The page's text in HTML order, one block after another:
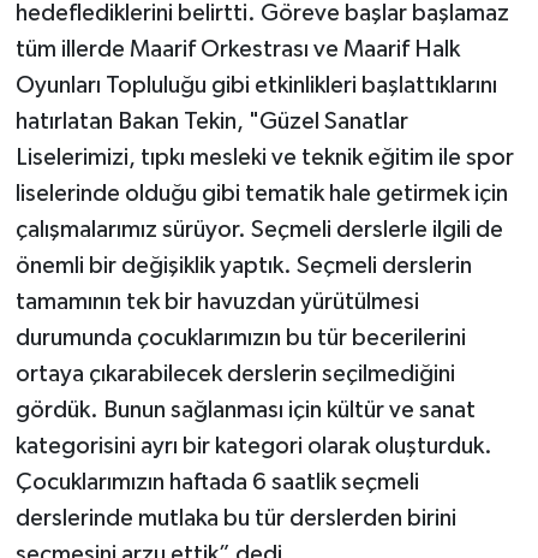
hedeflediklerini belirtti. Göreve başlar başlamaz
tüm illerde Maarif Orkestrası ve Maarif Halk
Oyunları Topluluğu gibi etkinlikleri başlattıklarını
hatırlatan Bakan Tekin, "Güzel Sanatlar
Liselerimizi, tıpkı mesleki ve teknik eğitim ile spor
liselerinde olduğu gibi tematik hale getirmek için
çalışmalarımız sürüyor. Seçmeli derslerle ilgili de
önemli bir değişiklik yaptık. Seçmeli derslerin
tamamının tek bir havuzdan yürütülmesi
durumunda çocuklarımızın bu tür becerilerini
ortaya çıkarabilecek derslerin seçilmediğini
gördük. Bunun sağlanması için kültür ve sanat
kategorisini ayrı bir kategori olarak oluşturduk.
Çocuklarımızın haftada 6 saatlik seçmeli
derslerinde mutlaka bu tür derslerden birini